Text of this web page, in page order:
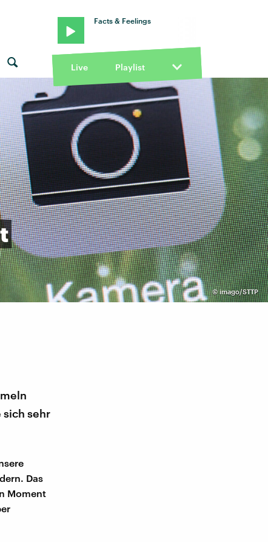
Facts & Feelings
Live Playlist
©imago/STTP
sich sehr
Das
Moment